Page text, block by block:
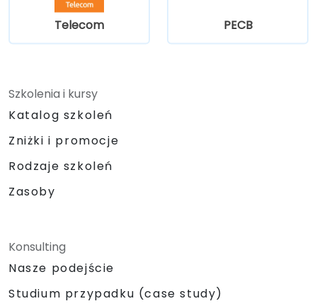
Telecom PECB
Szkolenia i kursy
Katalog szkoleń
Zniżki i promocje
Rodzaje szkoleń
Zasoby
Konsulting
Nasze podejście
Studium przypadku (case study)